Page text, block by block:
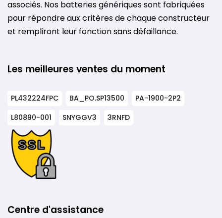
associés. Nos batteries génériques sont fabriquées
pour répondre aux critères de chaque constructeur
et rempliront leur fonction sans défaillance.
Les meilleures ventes du moment
PL432224FPC BA_PO.SP13500
PA-1900-2P2
L80890-001
SNYGGV3 3RNFD
Centre d'assistance